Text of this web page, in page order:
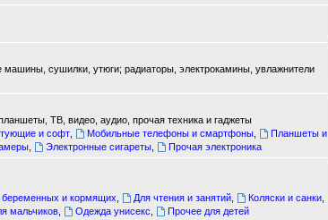
сушилки, утюги; радиаторы, электрокамины, увлажнители
ТВ, видео, аудио, прочая техника и гаджеты
и софт Мобильные телефоны и смартфоны
Планшеты и
Электронные сигареты, Прочая электроника
беременных и кормящих Для чтения и занятий, Коляски и санки,
мальчиков, Одежда унисекс Прочее для детей